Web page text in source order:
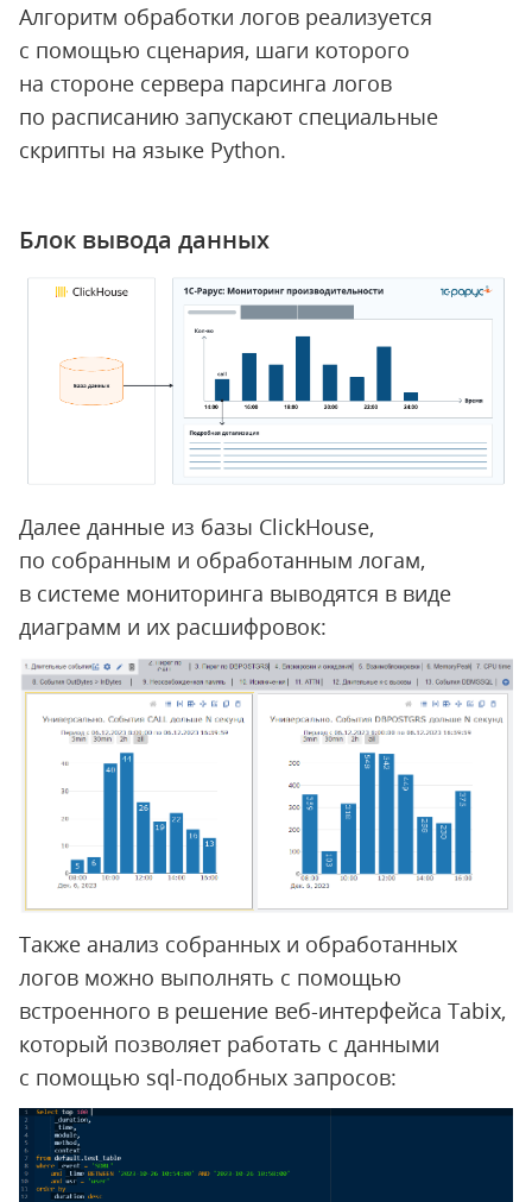
Алгоритм обработки логов реализуется
с помощью сценария, шаги которого
на стороне сервера парсинга логов
по расписанию запускают специальные
скрипты на языке Python.
Блок вывода данных
Далее данные из базы ClickHouse,
по собранным и обработанным логам,
в системе мониторинга выводятся в виде
диаграмм и их расшифровок:
Также анализ собранных и обработанных
логов можно выполнять с помощью
встроенного в решение веб-интерфейса Tabix,
который позволяет работать с данными
с помощью sql-подобных запросов: